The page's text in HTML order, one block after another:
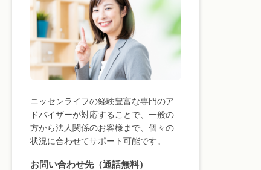
ニッセンライフの経験豊富な専門のア
ドバイザーが対応することで、一般の
方から法人関係のお客様まで、個々の
状況に合わせてサポート可能です。
お問い合わせ先（通話無料）